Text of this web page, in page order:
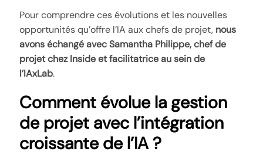
Pour comprendre ces évolutions et les nouvelles
opportunités qu’offre l’IA aux chefs de projet, nous
avons échangé avec Samantha Philippe, chef de
projet chez Inside et facilitatrice au sein de
l’IAxLab.
Comment évolue la gestion
de projet avec l’intégration
croissante de l’IA ?